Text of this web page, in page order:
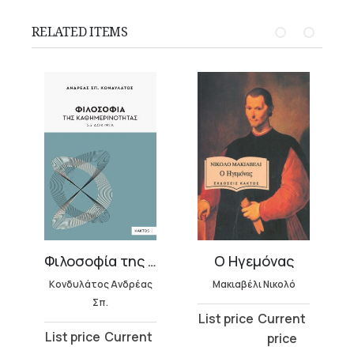
RELATED ITEMS
Φιλοσοφία της καθημερινότητας
Κονδυλάτος Ανδρέας
Σπ.
Original
Current
Ο Ηγεμόνας
Μακιαβέλι Νικολό
Original
Current